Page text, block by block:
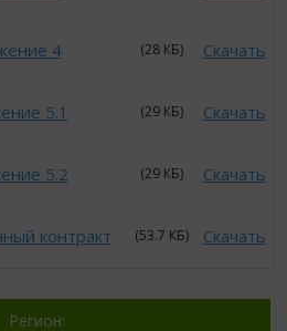
4 (28 КБ) Скачать
5.1 (29 КБ) Скачать
5.2 (29 КБ) Скачать
контракт (53.7 КБ) Скачать
Регион: